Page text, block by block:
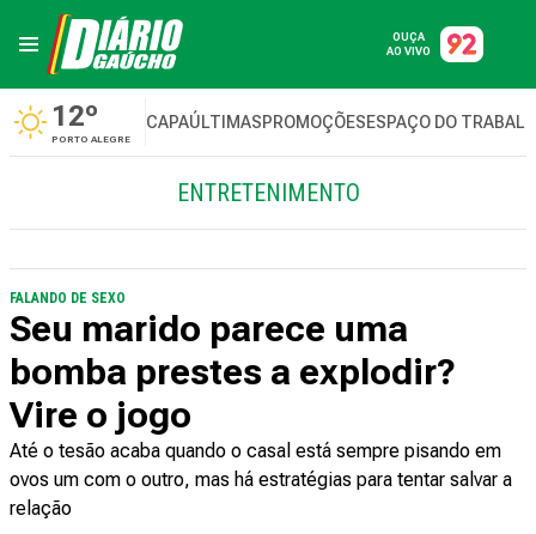
OUÇA
AO VIVO
12º
PORTO ALEGRE
CAPAÚLTIMASPROMOÇÕESESPAÇO DO
ENTRETENIMENTO
FALANDO DE SEXO
Seu marido parece uma
bomba prestes a explodir?
Vire o jogo
Até o tesão acaba quando o casal está sempre pisando em
ovos um com o outro, mas há estratégias para tentar salvar a
relação